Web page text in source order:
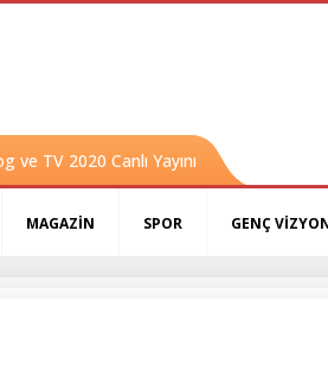
ve TV 2020 Canlı Yayını
MAGAZİN SPOR GENÇ